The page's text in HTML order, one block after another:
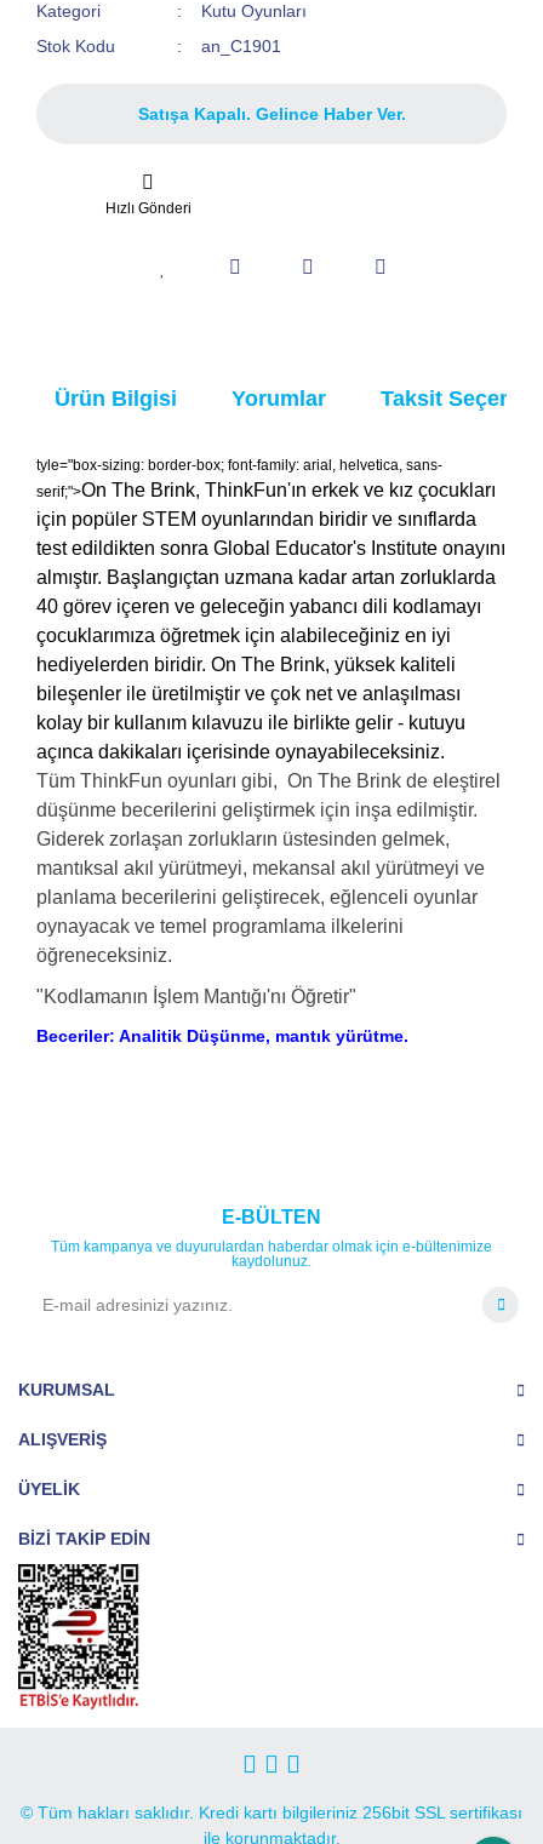
Kategori
Kutu Oyunları
Stok Kodu
an_C1901
Satışa Kapalı. Gelince Haber Ver.
Hızlı Gönderi
Ürün Bilgisi Yorumlar Taksit
tyle="box-sizing: border-box; font-family: arial, helvetica, sans-
serif;">On The Brink, ThinkFun'ın erkek ve kız çocukları
için popüler STEM oyunlarından biridir ve sınıflarda
test edildikten sonra Global Educator's Institute onayını
almıştır. Başlangıçtan uzmana kadar artan zorluklarda
40 görev içeren ve geleceğin yabancı dili kodlamayı
çocuklarımıza öğretmek için alabileceğiniz en iyi
hediyelerden biridir. On The Brink, yüksek kaliteli
bileşenler ile üretilmiştir ve çok net ve anlaşılması
kolay bir kullanım kılavuzu ile birlikte gelir - kutuyu
açınca dakikaları içerisinde oynayabileceksiniz.
Tüm ThinkFun oyunları gibi, On The Brink de eleştirel
düşünme becerilerini geliştirmek için inşa edilmiştir.
Giderek zorlaşan zorlukların üstesinden gelmek,
mantıksal akıl yürütmeyi, mekansal akıl yürütmeyi ve
planlama becerilerini geliştirecek, eğlenceli oyunlar
oynayacak ve temel programlama ilkelerini
öğreneceksiniz.
"Kodlamanın İşlem Mantığı'nı Öğretir"
Beceriler: Analitik Düşünme, mantık yürütme.
Yorum Yaz
Soru Sor
E-BÜLTEN
Tüm kampanya ve duyurulardan haberdar olmak için e-bültenimize
kaydolunuz.
KURUMSAL
ALIŞVERİŞ
ÜYELİK
BİZİ TAKİP EDİN
© Tüm hakları saklıdır. Kredi kartı bilgileriniz 256bit SSL sertifikası
ile korunmaktadır.